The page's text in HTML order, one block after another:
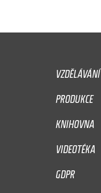
VZDĚLÁVÁNÍ
PRODUKCE
KNIHOVNA
VIDEOTÉKA
GDPR